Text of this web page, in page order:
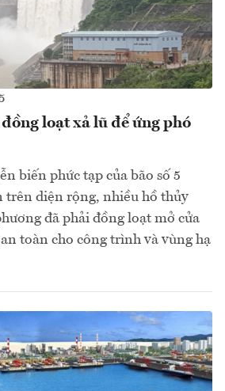
loạt xả lũ để ứng phó
biến phức tạp của bão số 5
diện rộng, nhiều hồ thủy
đã phải đồng loạt mở cửa
toàn cho công trình và vùng hạ